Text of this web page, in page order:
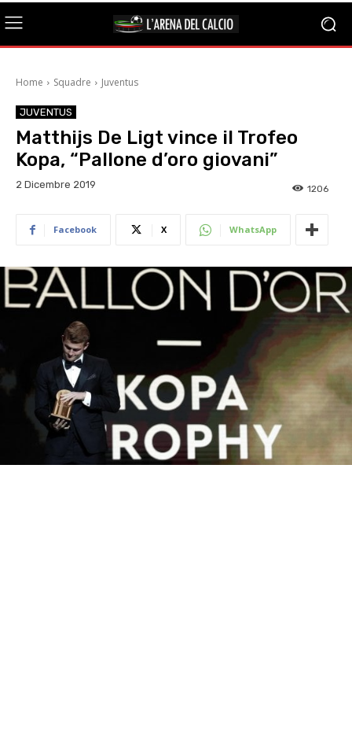
Home Squadre Juventus
JUVENTUS
Matthijs De Ligt vince il Trofeo
Kopa, “Pallone d’oro giovani”
2 Dicembre 2019 1206
Facebook X WhatsApp